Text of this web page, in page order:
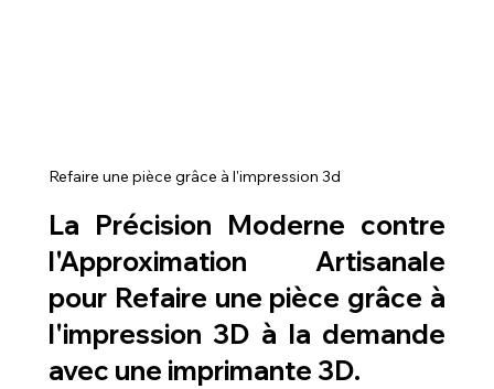
Refaire une pièce grâce à l'impression 3d
La Précision Moderne contre
l'Approximation Artisanale
pour Refaire une pièce grâce à
l'impression 3D à la demande
avec une imprimante 3D.